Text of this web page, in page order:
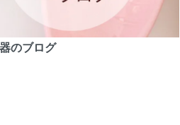
のブログ